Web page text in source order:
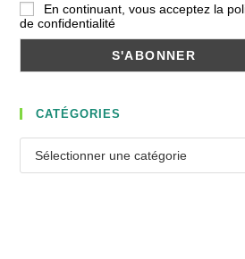
En continuant, vous acceptez la
de confidentialité
CATÉGORIES